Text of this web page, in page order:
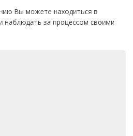
Вы можете находиться в
наблюдать за процессом своими